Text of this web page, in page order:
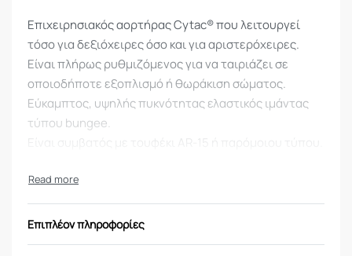
Επιχειρησιακός αορτήρας Cytac® που λειτουργεί
τόσο για δεξιόχειρες όσο και για αριστερόχειρες.
Είναι πλήρως ρυθμιζόμενος για να ταιριάζει σε
οποιοδήποτε εξοπλισμό ή θωράκιση σώματος.
Εύκαμπτος, υψηλής πυκνότητας ελαστικός ιμάντας
τύπου bungee.
ΠΛΗΡΟΦΟΡΙΕΣ ΠΡΟΪΟΝΤΟΣ
Όνομα προϊόντος: Αορτήρας δύο σημείων με
Επιπλέον πληροφορίες